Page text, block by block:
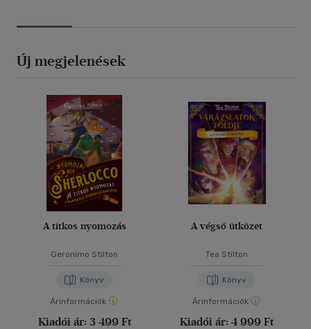
Új megjelenések
A titkos nyomozás
Geronimo Stilton
Könyv
Árinformációk
Kiadói ár: 3 499 Ft
A végső ütközet
Tea Stilton
Könyv
Árinformációk
Kiadói ár: 4 999 Ft